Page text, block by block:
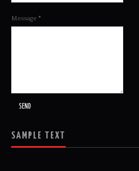
Message *
SAMPLE TEXT